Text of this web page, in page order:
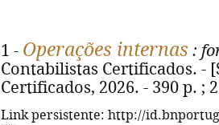
1 - Operações internas :
Contabilistas Certificados. -
Certificados, 2026. - 390 p. ;
Link persistente: http://